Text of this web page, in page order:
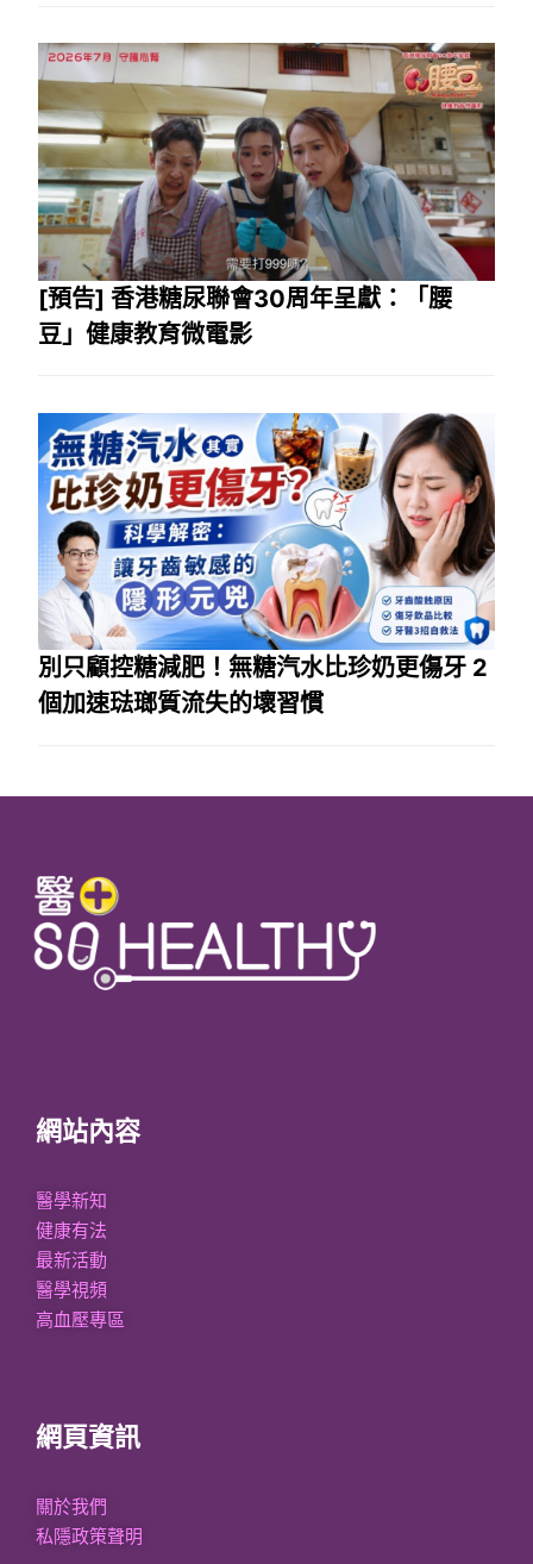
[預告] 香港糖尿聯會30周年呈獻：「腰
豆」健康教育微電影
別只顧控糖減肥！無糖汽水比珍奶更傷牙 2
個加速琺瑯質流失的壞習慣
網站內容
醫學新知
健康有法
最新活動
醫學視頻
高血壓專區
網頁資訊
關於我們
私隱政策聲明